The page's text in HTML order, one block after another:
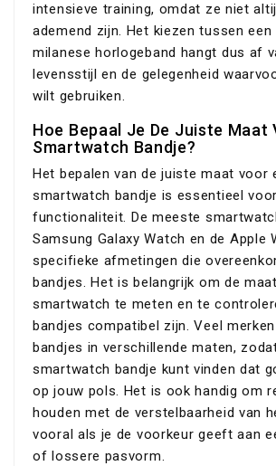
intensieve training, omdat ze niet
ademend zijn. Het kiezen tussen
milanese horlogeband hangt dus af
levensstijl en de gelegenheid
wilt gebruiken.
Hoe Bepaal Je De Juiste Maat
Smartwatch Bandje?
Het bepalen van de juiste maat voor
smartwatch bandje is essentieel
functionaliteit. De meeste
Samsung Galaxy Watch en de Apple
specifieke afmetingen die
bandjes. Het is belangrijk om de
smartwatch te meten en te
bandjes compatibel zijn. Veel
bandjes in verschillende maten,
smartwatch bandje kunt vinden dat
op jouw pols. Het is ook handig om
houden met de verstelbaarheid van
vooral als je de voorkeur geeft aan
of lossere pasvorm.